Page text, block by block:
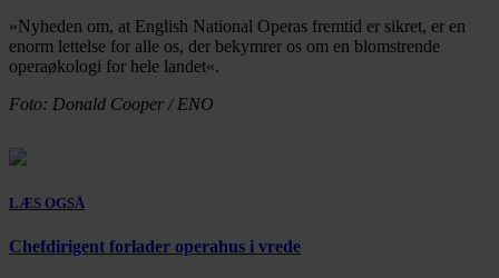
»Nyheden om, at English National Operas fremtid er sikret, er en
enorm lettelse for alle os, der bekymrer os om en blomstrende
operaøkologi for hele landet«.
Foto: Donald Cooper / ENO
LÆS OGSÅ
Chefdirigent forlader operahus i vrede